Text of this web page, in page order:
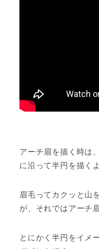
アーチ眉を描く時は
に沿って半円を描く
眉毛ってカクッと山
が、それではアーチ
とにかく半円をイメ